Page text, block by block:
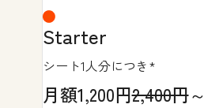
Starter
シート1人分につき*
月額1,200円2,400円～